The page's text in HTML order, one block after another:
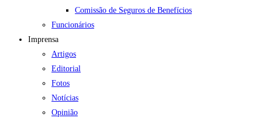
Comissão de Seguros de Benefícios
Funcionários
Imprensa
Artigos
Editorial
Fotos
Notícias
Opinião